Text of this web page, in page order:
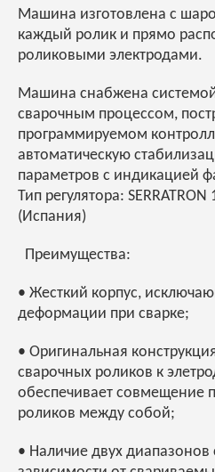
Машина изготовлена с
каждый ролик и прямо
роликовыми электродами.
Машина снабжена
сварочным процессом,
программируемом
автоматическую
параметров с индикацией
Тип регулятора: SERRATRON
(Испания)
Преимущества:
• Жесткий корпус,
деформации при сварке;
• Оригинальная
сварочных роликов к
обеспечивает совмещение
роликов между собой;
• Наличие двух диапазонов